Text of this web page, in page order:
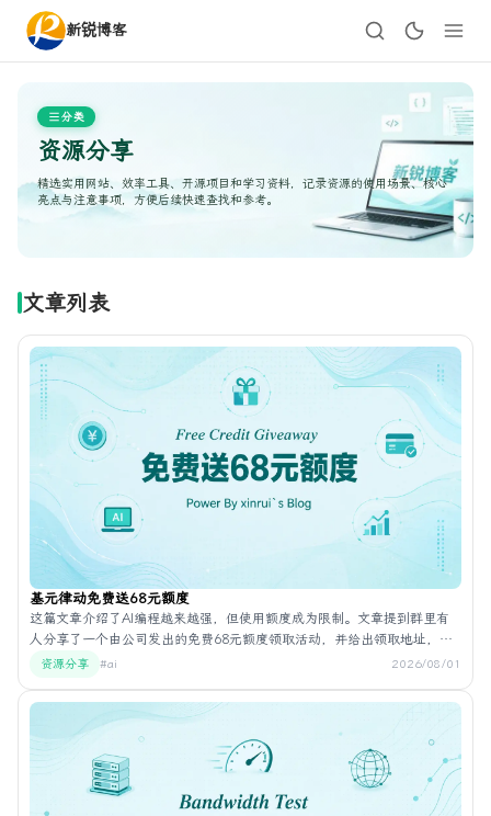
新锐博客
分类
资源分享
精选实用网站、效率工具、开源项目和学习资料，记录资源的使用场景、核心
亮点与注意事项，方便后续快速查找和参考。
文章列表
基元律动免费送68元额度
这篇文章介绍了AI编程越来越强，但使用额度成为限制。文章提到群里有
人分享了一个由公司发出的免费68元额度领取活动，并给出领取地址，说
明完成注册即可获得68元免费token额度。
资源分享 #ai 2026/08/01